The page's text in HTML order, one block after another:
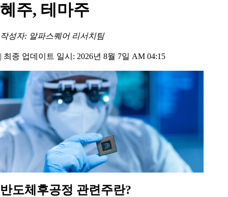
혜주, 테마주
작성자: 알파스퀘어 리서치팀
| 최종 업데이트 일시: 2026년 8월 7일 AM 04:15
반도체후공정 관련주란?